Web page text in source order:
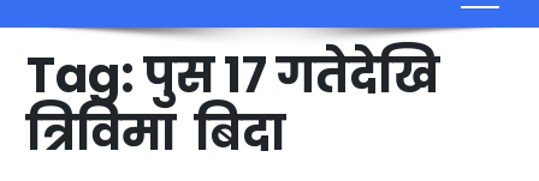
Tag:पुस १७ गतेदेखि
त्रिविमा बिदा